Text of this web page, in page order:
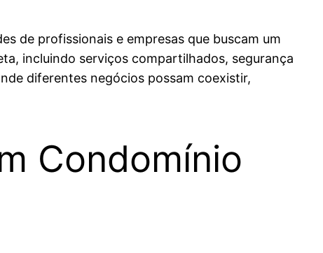
de profissionais e empresas que buscam um
incluindo serviços compartilhados, segurança
diferentes negócios possam coexistir,
Condomínio